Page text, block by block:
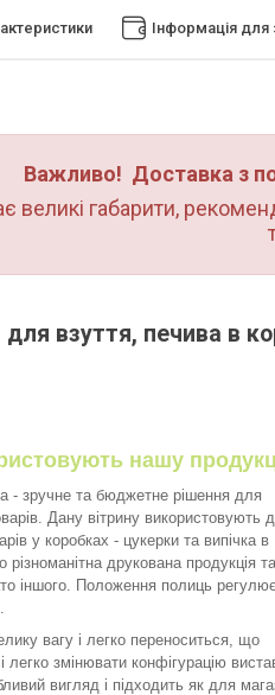
Інформація
Важливо! Доставка з
великі габарити,
для взуття, печива в
нашу
- зручне та бюджетне рішення для
Дану вітрину використовують
у коробках - цукерки та випічка в
різноманітна друкована продукція
іншого. Положення полиць
вагу і легко переноситься, що
легко змінювати конфігурацію
вигляд і підходить як для